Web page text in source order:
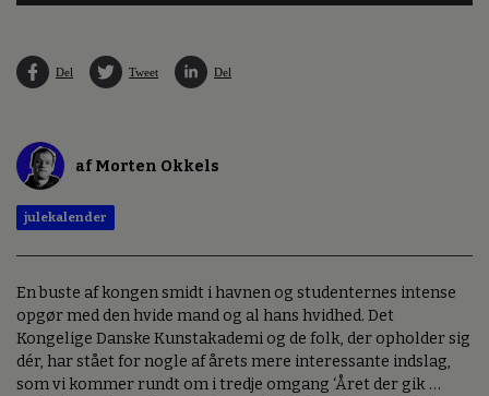
Del Tweet Del
af Morten Okkels
julekalender
En buste af kongen smidt i havnen og studenternes intense
opgør med den hvide mand og al hans hvidhed. Det
Kongelige Danske Kunstakademi og de folk, der opholder sig
dér, har stået for nogle af årets mere interessante indslag,
som vi kommer rundt om i tredje omgang ‘Året der gik …